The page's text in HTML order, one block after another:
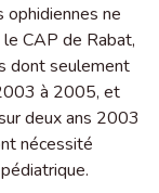
ne
CAP de Rabat,
dont seulement
à 2005, et
deux ans 2003
nécessité